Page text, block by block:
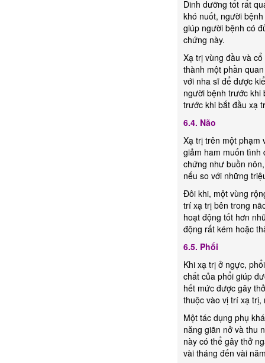
Dinh dưỡng tốt rất
khó nuốt, người
giúp người bệnh có
chứng này.
Xạ trị vùng đầu và
thành một phần
với nha sĩ để được
người bệnh trước khi
trước khi bắt đầu xạ
6.4. Não
Xạ trị trên một phạm
giảm ham muốn tình
chứng như buồn
nếu so với những
Đôi khi, một vùng
trí xạ trị bên trong
hoạt động tốt hơn
động rất kém hoặc
6.5. Phổi
Khi xạ trị ở ngực,
chất của phổi giúp
hết mức được gây
thuộc vào vị trí xạ trị,
Một tác dụng phụ
năng giãn nở và thu
này có thể gây thở
vài tháng đến vài